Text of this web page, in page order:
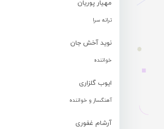
مهیار پوریان
ترانه سرا
نوید آخش جان
خواننده
ایوب گلزاری
آهنگساز و خواننده
آرشام غفوری